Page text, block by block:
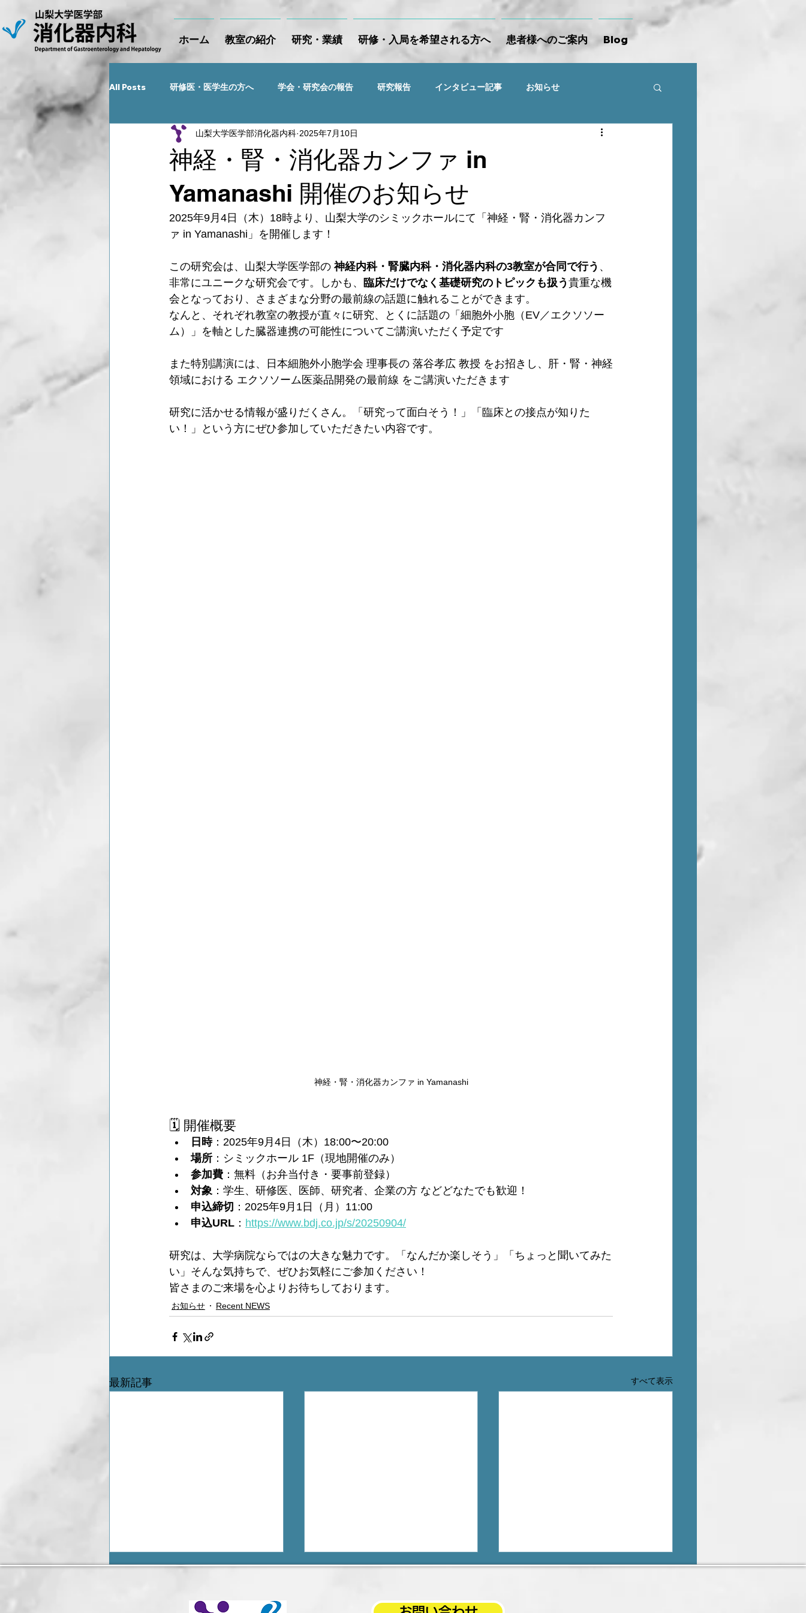
ホーム 教室の紹介 研究・業績 研修・入局を希望される方へ 患者様へのご案内 Blog
All Posts 研修医・医学生の方へ 学会・研究会の報告 研究報告 インタビュー記事 お知らせ
Recent NEWS
神経・腎・消化器カンファ in
Yamanashi 開催のお知らせ
山梨大学医学部消化器内科 2025年7月10日
2025年9月4日（木）18時より、山梨大学のシミックホールにて「神経・腎・消化器カンフ
ァ in Yamanashi」を開催します！
この研究会は、山梨大学医学部の 神経内科・腎臓内科・消化器内科の3教室が合同で行う 、
非常にユニークな研究会です。しかも、 臨床だけでなく基礎研究のトピックも扱う 貴重な機
会となっており、さまざまな分野の最前線の話題に触れることができます。
なんと、それぞれ教室の教授が直々に研究、とくに話題の「細胞外小胞（EV／エクソソー
ム）」を軸とした臓器連携の可能性についてご講演いただく予定です
また特別講演には、日本細胞外小胞学会 理事長の 落谷孝広 教授 をお招きし、肝・腎・神経
領域における エクソソーム医薬品開発の最前線 をご講演いただきます
研究に活かせる情報が盛りだくさん。「研究って面白そう！」「臨床との接点が知りた
い！」という方にぜひ参加していただきたい内容です。
神経・腎・消化器カンファ in Yamanashi
🗓 開催概要
日時：2025年9月4日（木）18:00〜20:00
場所 ：シミックホール 1F（現地開催のみ）
参加費 ：無料（お弁当付き・要事前登録）
対象 ：学生、研修医、医師、研究者、企業の方 などどなたでも歓迎！
申込締切 ：2025年9月1日（月）11:00
申込URL ： https://www.bdj.co.jp/s/20250904/
研究は、大学病院ならではの大きな魅力です。「なんだか楽しそう」「ちょっと聞いてみた
い」そんな気持ちで、ぜひお気軽にご参加ください！
皆さまのご来場を心よりお待ちしております。
お知らせ Recent NEWS
最新記事 すべて表示
（Phase II）の成果が論文掲